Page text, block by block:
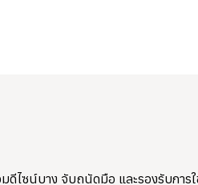
ดีไซน์บาง จับถนัดมือ และรองรับกา